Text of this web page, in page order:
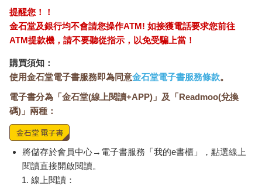
提醒您！！
金石堂及銀行均不會請您操作ATM! 如接獲電話要求您前往
ATM提款機，請不要聽從指示，以免受騙上當！
購買須知：
使用金石堂電子書服務即為同意金石堂電子書服務條款。
電子書分為「金石堂(線上閱讀+APP)」及「Readmoo(兌換
碼)」兩種：
將儲存於會員中心→電子書服務「我的e書櫃」，點選線上
閱讀直接開啟閱讀。
線上閱讀：